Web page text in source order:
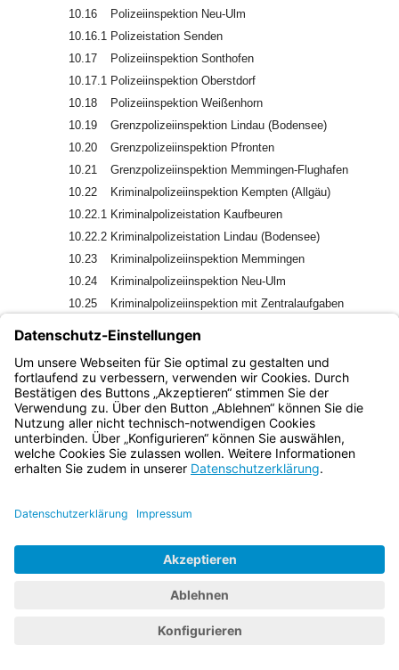
10.16
Polizeiinspektion Neu-Ulm
10.16.1 Polizeistation Senden
10.17
Polizeiinspektion Sonthofen
10.17.1 Polizeiinspektion Oberstdorf
10.18
Polizeiinspektion Weißenhorn
10.19
Grenzpolizeiinspektion Lindau (Bodensee)
10.20
Grenzpolizeiinspektion Pfronten
10.21
Grenzpolizeiinspektion Memmingen-Flughafen
10.22
Kriminalpolizeiinspektion Kempten (Allgäu)
10.22.1 Kriminalpolizeistation Kaufbeuren
10.22.2 Kriminalpolizeistation Lindau (Bodensee)
10.23
Kriminalpolizeiinspektion Memmingen
10.24
Kriminalpolizeiinspektion Neu-Ulm
10.25
Kriminalpolizeiinspektion mit Zentralaufgaben
10.26
Verkehrspolizeiinspektion Kempten (Allgäu)
10.27
Verkehrspolizeiinspektion Günzburg
10.27.1 Autobahnpolizeistation Memmingen
Anlage 2
Dienststellen der Bayerischen Bereitschaftspolizei
Bezeichnung der Dienststelle
Sitz der
1
2
Bereitschaftspolizei
1.1 I. Bereitschaftspolizeiabteilung
München
Bereitschaftspolizeiabteilung
Bereitschaftspolizeiabteilung